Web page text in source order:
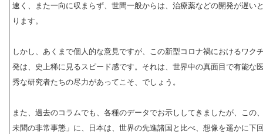
速く、また一向に収まらず、世間一般からは、治療薬などの開発が遅い
ります。
しかし、あくまで個人的な意見ですが、この新型コロナ禍におけるワク
発は、史上稀に見るスピード感です。それは、世界中の真面目で有能な
秀な研究者たちの尽力があってこそ、でしょう。
また、過去のコラムでも、各種のデータでお示ししてきましたが、この
未聞の非常事態」に、日本は、世界の先進諸国と比べ、想像を遥かに下